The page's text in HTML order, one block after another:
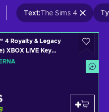
Text: The Sims 4
4 Royalty & Legacy
XBOX LIVE Key